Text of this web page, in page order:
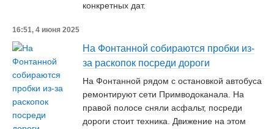
конкретных дат.
16:51, 4 июня 2025
На Фонтанной собираются пробки из-
за раскопок посреди дороги
На Фонтанной рядом с остановкой автобуса
ремонтируют сети Примводоканала. На
правой полосе сняли асфальт, посреди
дороги стоит техника. Движение на этом